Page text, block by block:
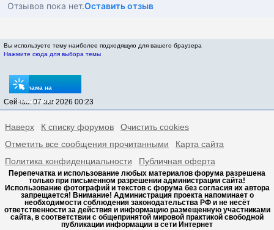
Отзывов пока нет.Оставить отзыв
Вы используете тему наиболее подходящую для вашего браузера
Нажмите сюда для выбора темы
Реклама на
sptovarov.ru
Сейчас: 07 авг 2026 00:23
Наверх К списку форумов
Очистить cookies
Отметить все сообщения прочитанными
Карта сайта
Политика конфиденциальности
Публичная оферта